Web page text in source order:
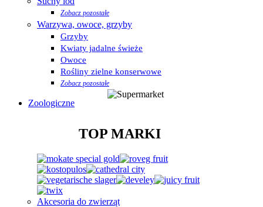
Zobacz pozostałe
Warzywa, owoce, grzyby
Grzyby
Kwiaty jadalne świeże
Owoce
Rośliny zielne konserwowe
Zobacz pozostałe
Zoologiczne
TOP MARKI
Akcesoria do zwierząt